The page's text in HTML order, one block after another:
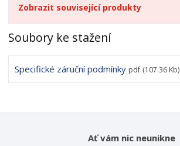
Zobrazit související produkty
Soubory ke stažení
Specifické záruční podmínky pdf (107.36 Kb)
Ať vám nic neunikne